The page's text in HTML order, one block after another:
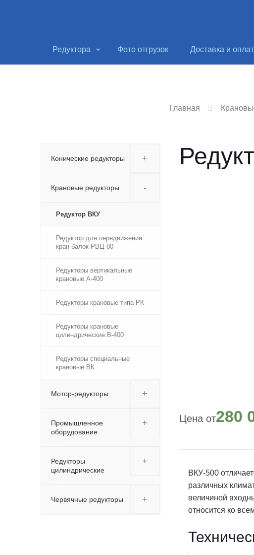
Редуктора Фото отгрузок Доставка и
Главная
280
ВКУ-500
различных
величиной
относится ко
Конические редукторы +
Крановые редукторы -
Редуктор ВКУ
Редуктор для передвижения
кран-балок РВЦ 80
Редукторы вертикальные
крановые А-400
Редукторы крановые типа РК
Редукторы крановые
цилиндрические В-400
Редукторы специальные
крановые ВК
Мотор-редукторы +
Промышленное
оборудование
+
Редукторы
цилиндрические
+
Червячные редукторы +